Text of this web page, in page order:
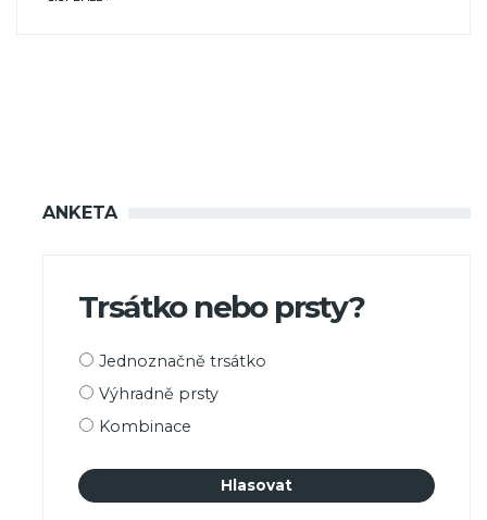
ANKETA
Trsátko nebo prsty?
Možnosti
Jednoznačně trsátko
Výhradně prsty
Kombinace